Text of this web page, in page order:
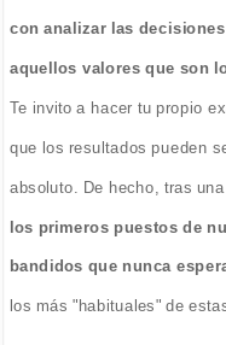
con analizar las
aquellos valores que son
Te invito a hacer tu propio
que los resultados pueden
absoluto. De hecho, tras
los primeros puestos de
bandidos que nunca
los más "habituales" de